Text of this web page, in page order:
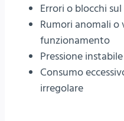
Errori o blocchi
Rumori anomali
funzionamento
Pressione
Consumo
irregolare